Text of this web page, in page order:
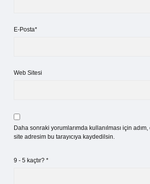
E-Posta*
Web Sitesi
Daha sonraki yorumlarımda kullanılması için
site adresim bu tarayıcıya kaydedilsin.
9 - 5 kaçtır? *